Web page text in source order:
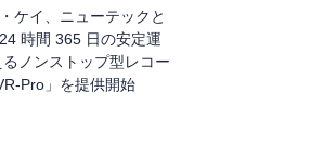
ケイ、ニューテックと
時間 365 日の安定運
るノンストップ型レコー
Pro」を提供開始